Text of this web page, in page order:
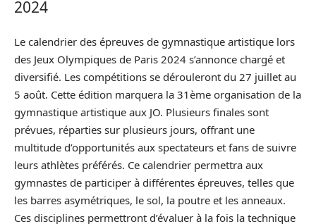
2024
Le calendrier des épreuves de gymnastique artistique lors
des Jeux Olympiques de Paris 2024 s’annonce chargé et
diversifié. Les compétitions se dérouleront du 27 juillet au
5 août. Cette édition marquera la 31ème organisation de la
gymnastique artistique aux JO. Plusieurs finales sont
prévues, réparties sur plusieurs jours, offrant une
multitude d’opportunités aux spectateurs et fans de suivre
leurs athlètes préférés. Ce calendrier permettra aux
gymnastes de participer à différentes épreuves, telles que
les barres asymétriques, le sol, la poutre et les anneaux.
Ces disciplines permettront d’évaluer à la fois la technique